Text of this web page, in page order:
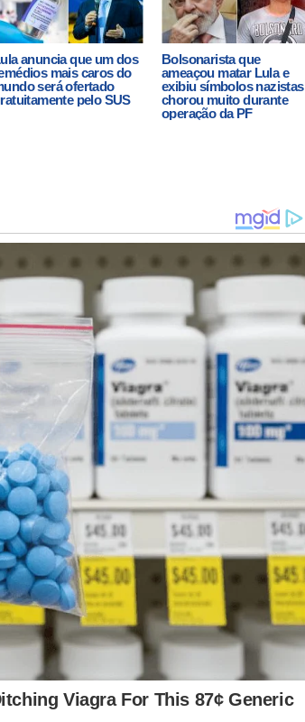
anuncia que um dos
mais caros do
será ofertado
pelo SUS
Bolsonarista que
ameaçou matar Lula e
exibiu símbolos nazistas
chorou muito durante
operação da PF